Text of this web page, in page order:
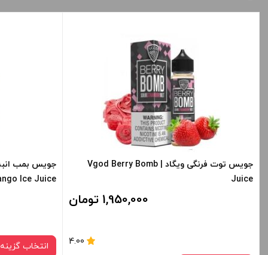
جویس توت فرنگی ویگاد | Vgod Berry Bomb
Juice
1,950,000 تومان
4.00
Ice Juice
انتخاب